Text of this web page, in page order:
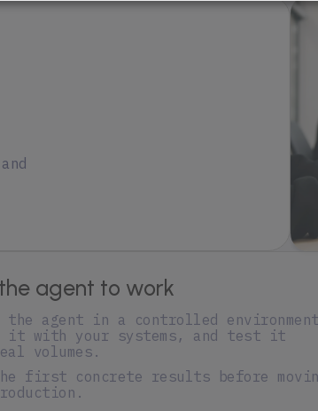
agent to work
the agent in a controlled
it with your systems, and test it
volumes.
first concrete results before